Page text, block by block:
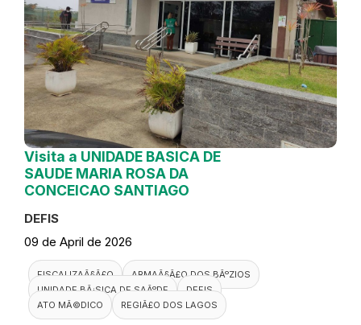
Visita a UNIDADE BASICA DE
SAUDE MARIA ROSA DA
CONCEICAO SANTIAGO
DEFIS
09 de April de 2026
FISCALIZAÃ§Ã£O
ARMAÃ§Ã£O DOS BÃºZIOS
UNIDADE BÃ¡SICA DE SAÃºDE
DEFIS
ATO MÃ©DICO
REGIÃ£O DOS LAGOS